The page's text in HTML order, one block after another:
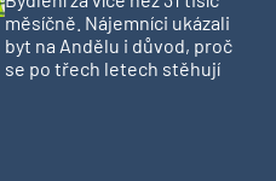
měsíčně. Nájemníci ukázali
byt na Andělu i důvod, proč
se po třech letech stěhují